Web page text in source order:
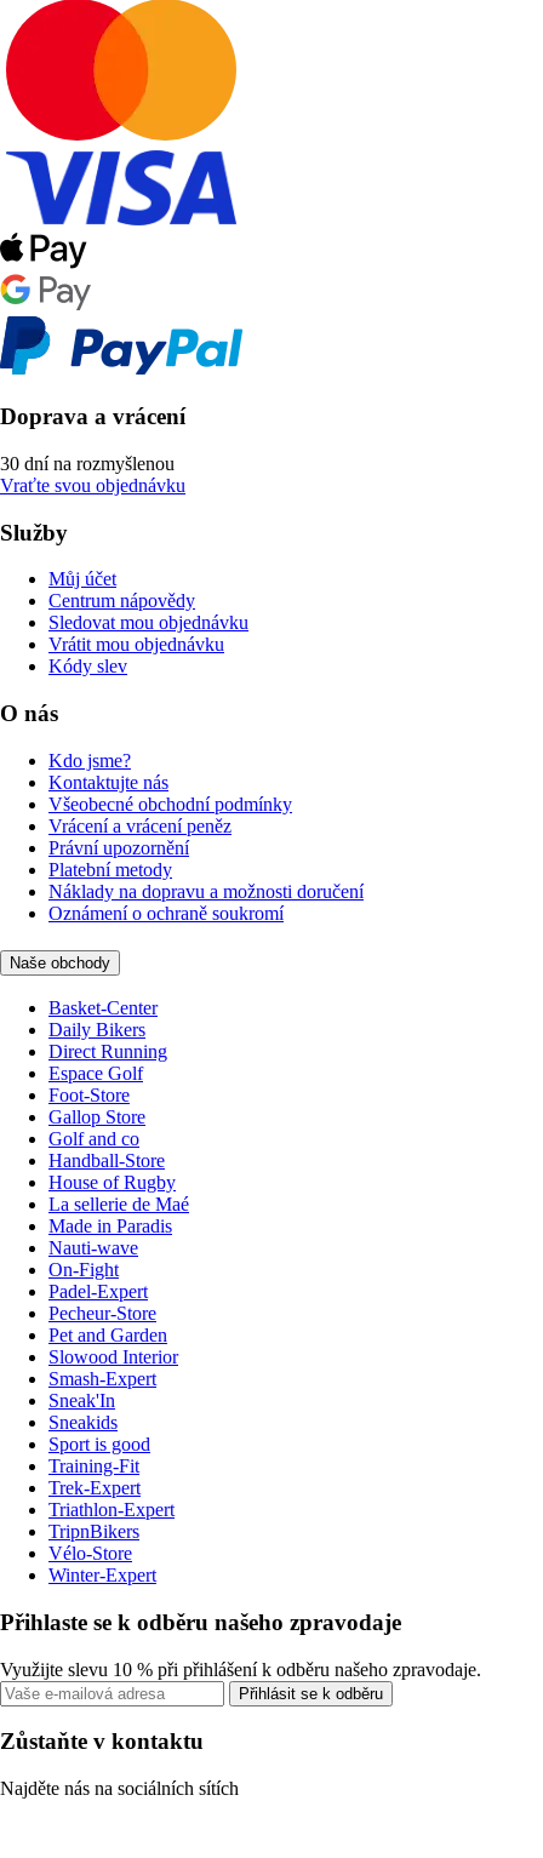
Doprava a vrácení
30 dní na rozmyšlenou
Vraťte svou objednávku
Služby
Můj účet
Centrum nápovědy
Sledovat mou objednávku
Vrátit mou objednávku
Kódy slev
O nás
Kdo jsme?
Kontaktujte nás
Všeobecné obchodní podmínky
Vrácení a vrácení peněz
Právní upozornění
Platební metody
Náklady na dopravu a možnosti doručení
Oznámení o ochraně soukromí
Naše obchody
Basket-Center
Daily Bikers
Direct Running
Espace Golf
Foot-Store
Gallop Store
Golf and co
Handball-Store
House of Rugby
La sellerie de Maé
Made in Paradis
Nauti-wave
On-Fight
Padel-Expert
Pecheur-Store
Pet and Garden
Slowood Interior
Smash-Expert
Sneak'In
Sneakids
Sport is good
Training-Fit
Trek-Expert
Triathlon-Expert
TripnBikers
Vélo-Store
Winter-Expert
Přihlaste se k odběru našeho zpravodaje
Využijte slevu 10 % při přihlášení k odběru našeho zpravodaje.
Přihlásit se k odběru
Zůstaňte v kontaktu
Najděte nás na sociálních sítích